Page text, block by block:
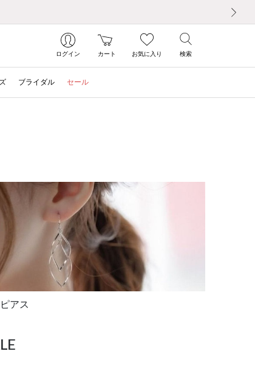
ログイン カート お気に入り 検索
ブライダル セール
アス